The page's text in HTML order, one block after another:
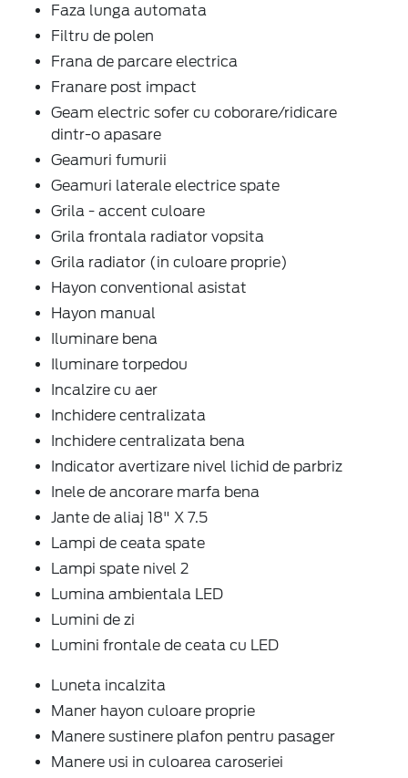
Faza lunga automata
Filtru de polen
Frana de parcare electrica
Franare post impact
Geam electric sofer cu coborare/ridicare
dintr-o apasare
Geamuri fumurii
Geamuri laterale electrice spate
Grila - accent culoare
Grila frontala radiator vopsita
Grila radiator (in culoare proprie)
Hayon conventional asistat
Hayon manual
Iluminare bena
Iluminare torpedou
Incalzire cu aer
Inchidere centralizata
Inchidere centralizata bena
Indicator avertizare nivel lichid de parbriz
Inele de ancorare marfa bena
Jante de aliaj 18" X 7.5
Lampi de ceata spate
Lampi spate nivel 2
Lumina ambientala LED
Lumini de zi
Lumini frontale de ceata cu LED
Luneta incalzita
Maner hayon culoare proprie
Manere sustinere plafon pentru pasager
Manere usi in culoarea caroseriei